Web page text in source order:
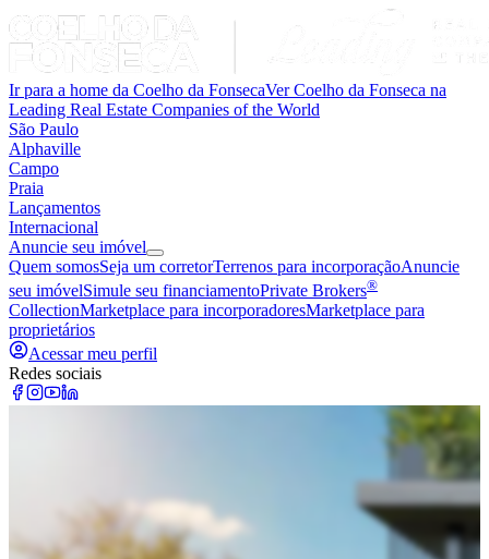
Ir para a home da Coelho da FonsecaVer Coelho da Fonseca na
Leading Real Estate Companies of the World
São Paulo
Alphaville
Campo
Praia
Lançamentos
Internacional
Anuncie seu imóvel
Quem somosSeja um corretorTerrenos para incorporaçãoAnuncie
seu imóvelSimule seu financiamentoPrivate Brokers®
CollectionMarketplace para incorporadoresMarketplace para
proprietários
Acessar meu perfil
Redes sociais